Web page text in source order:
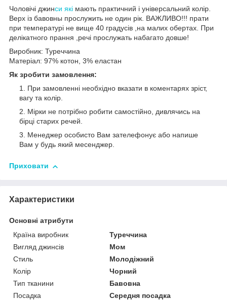
Чоловічі джинси які мають практичний і універсальний колір.
Верх із бавовны прослужить не один рік. ВАЖЛИВО!!! прати
при температурі не вище 40 градусів ,на малих обертах. При
делікатного прання ,речі прослужать набагато довше!
Виробник: Туреччина
Матеріал: 97% котон, 3% еластан
Як зробити замовлення:
При замовленні необхідно вказати в коментарях зріст,
вагу та колір.
Мірки не потрібно робити самостійно, дивлячись на
бірці старих речей.
Менеджер особисто Вам зателефонує або напише
Вам у будь який месенджер.
Приховати
Характеристики
Основні атрибути
Країна виробник
Туреччина
Вигляд джинсів
Мом
Стиль
Молодіжний
Колір
Чорний
Тип тканини
Бавовна
Посадка
Середня посадка